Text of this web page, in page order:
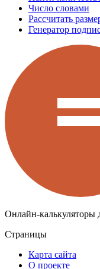
Число словами
Рассчитать
Генератор
Онлайн-калькуляторы
Страницы
Карта сайта
О проекте